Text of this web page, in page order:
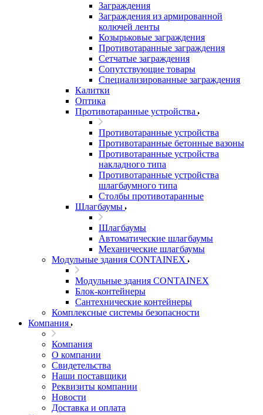
Заграждения
Заграждения из армированной
колючей ленты
Козырьковые заграждения
Противотаранные заграждения
Сетчатые заграждения
Сопутствующие товары
Специализированные заграждения
Калитки
Оптика
Противотаранные устройства
Противотаранные устройства
Противотаранные бетонные вазоны
Противотаранные устройства
накладного типа
Противотаранные устройства
шлагбаумного типа
Столбы противотаранные
Шлагбаумы
Шлагбаумы
Автоматические шлагбаумы
Механические шлагбаумы
Модульные здания CONTAINEX
Модульные здания CONTAINEX
Блок-контейнеры
Сантехнические контейнеры
Комплексные системы безопасности
Компания
Компания
О компании
Свидетельства
Наши поставщики
Реквизиты компании
Новости
Доставка и оплата